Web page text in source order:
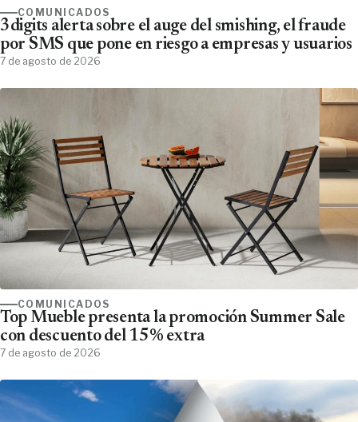
COMUNICADOS
3digits alerta sobre el auge del smishing, el fraude
por SMS que pone en riesgo a empresas y usuarios
7 de agosto de 2026
COMUNICADOS
Top Mueble presenta la promoción Summer Sale
con descuento del 15% extra
7 de agosto de 2026